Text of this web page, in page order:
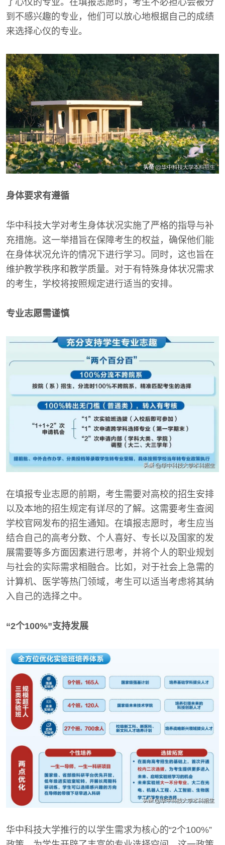
到不感兴趣的专业，他们可以放心地根据自己的成绩
来选择心仪的专业。
身体要求有遵循
华中科技大学对考生身体状况实施了严格的指导与补
充措施。这一举措旨在保障考生的权益，确保他们能
在身体状况允许的情况下进行学习。同时，这也旨在
维护教学秩序和教学质量。对于有特殊身体状况需求
的考生，学校将按照规定进行适当的安排。
专业志愿需谨慎
在填报专业志愿的前期，考生需要对高校的招生安排
以及本地的招生规定有详尽的了解。这需要考生查阅
学校官网发布的招生通知。在填报志愿时，考生应当
结合自己的高考分数、个人喜好、专长以及国家的发
展需要等多方面因素进行思考，并将个人的职业规划
与社会的实际需求相融合。比如，对于社会上急需的
计算机、医学等热门领域，考生可以适当考虑将其纳
入自己的选择之中。
“2个100%”支持发展
华中科技大学推行的以学生需求为核心的“2个100%”